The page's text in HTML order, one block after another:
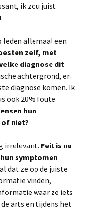
ik zou juist
leden allemaal een
zelf, met
diagnose dit
achtergrond, en
diagnose komen. Ik
ook 20% foute
hun
niet?
irrelevant. Feit is nu
symptomen
dat ze op de juiste
vinden,
waar ze iets
arts en tijdens het